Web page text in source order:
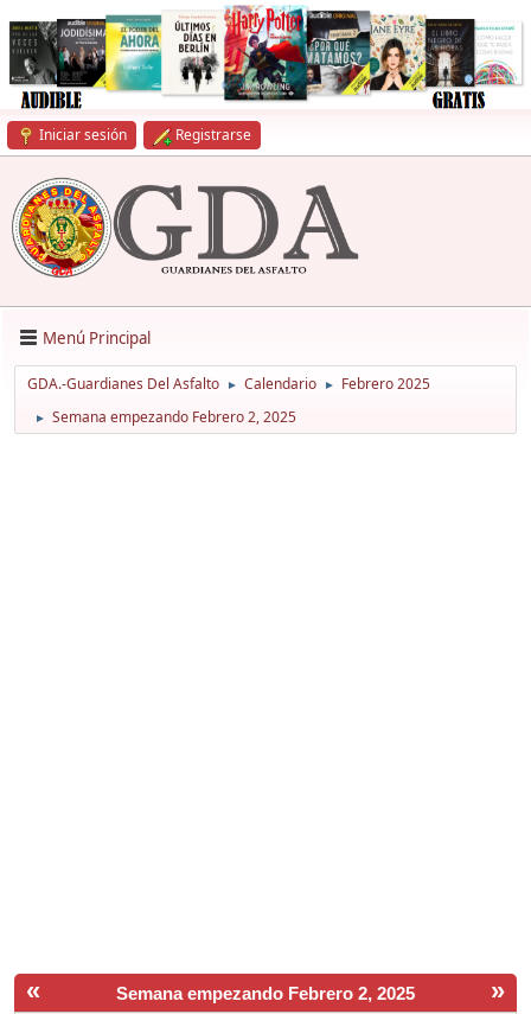
Iniciar sesión Registrarse
Menú Principal
GDA.-Guardianes Del Asfalto ► Calendario ► Febrero 2025
► Semana empezando Febrero 2, 2025
« »
Semana empezando Febrero 2, 2025